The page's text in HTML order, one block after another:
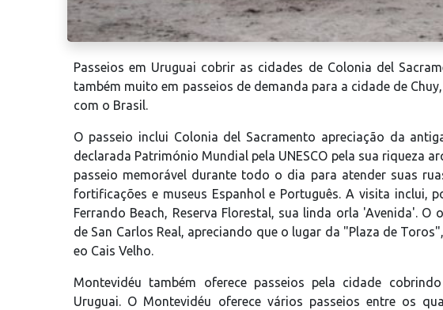
Passeios em Uruguai cobrir as cidades de Colonia del
também muito em passeios de demanda para a cidade de
com o Brasil.
O passeio inclui Colonia del Sacramento apreciação da
declarada Património Mundial pela UNESCO pela sua riqueza
passeio memorável durante todo o dia para atender suas
fortificações e museus Espanhol e Português. A visita inclui,
Ferrando Beach, Reserva Florestal, sua linda orla 'Avenida'.
de San Carlos Real, apreciando que o lugar da "Plaza de
eo Cais Velho.
Montevidéu também oferece passeios pela cidade
Uruguai. O Montevidéu oferece vários passeios entre os